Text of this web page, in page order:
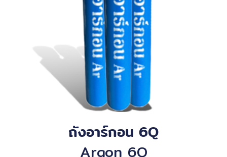
ถังอาร์กอน 6Q
Argon 6Q